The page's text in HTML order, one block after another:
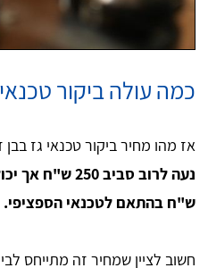
כמה עולה ביקור
אז מהו מחיר ביקור טכנאי גז בבן
ש"ח בהתאם לטכנאי הספציפי.
חשוב לציין שמחיר זה מתייחס